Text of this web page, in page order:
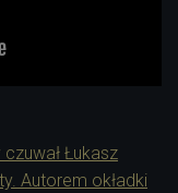
Łukasz
Autorem okładki